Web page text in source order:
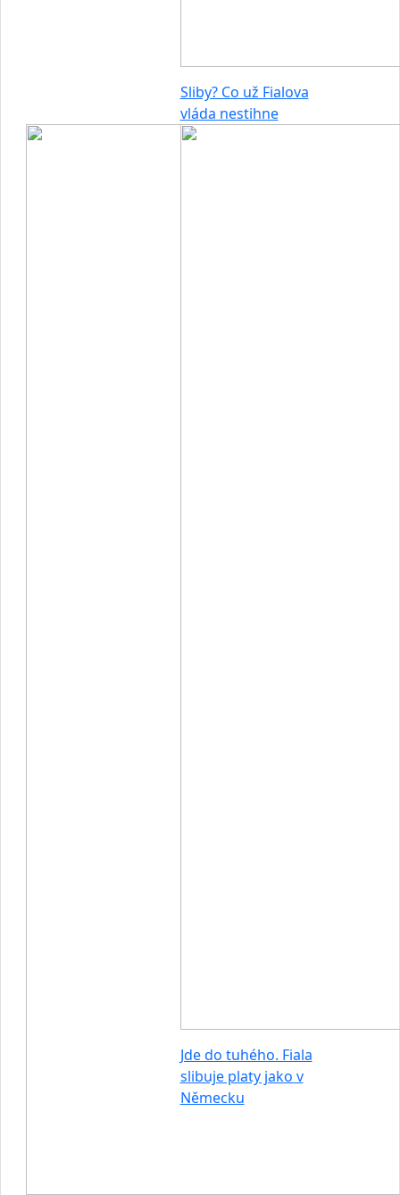
Sliby? Co už Fialova
vláda nestihne
Jde do tuhého. Fiala
slibuje platy jako v
Německu